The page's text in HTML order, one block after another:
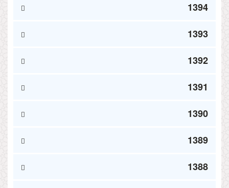
1394
1393
1392
1391
1390
1389
1388